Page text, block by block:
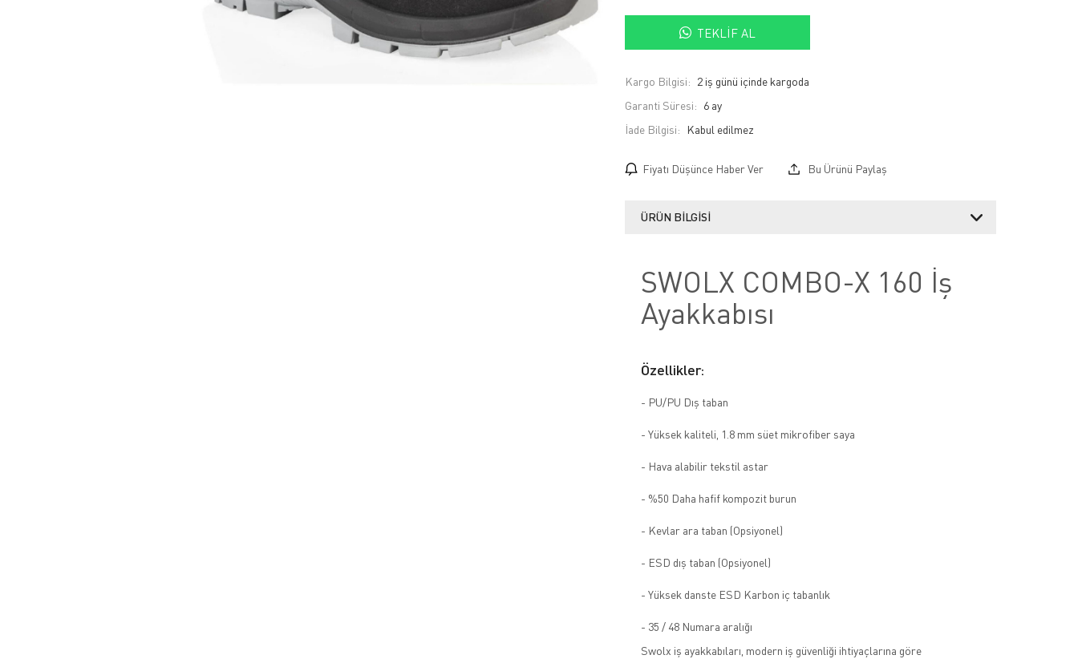
TEKLIF AL
Kargo Bilgisi: 2 iş günü içinde kargoda
Garanti Süresi: 6 ay
İade Bilgisi:
Fiyatı Düşünce Haber Ver Bu Ürünü Paylaş
ÜRÜN BILGISI
SWOLX COMBO-X 160 İş
Ayakkabısı
Özellikler:
- PU/PU Dış taban
- Yüksek kaliteli, 1.8 mm süet mikrofiber saya
- Hava alabilir tekstil astar
- %50 Daha hafif kompozit burun
- Kevlar ara taban (Opsiyonel)
- ESD dış taban (Opsiyonel)
- Yüksek danste ESD Karbon iç tabanlık
- 35 / 48 Numara aralığı
Swolx iş ayakkabıları, modern iş güvenliği ihtiyaçlarına göre